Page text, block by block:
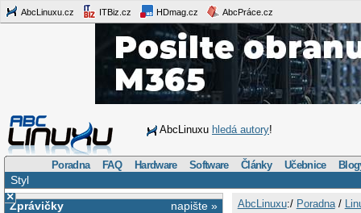
AbcLinuxu.cz ITBiz.cz HDmag.cz AbcPráce.cz
AbcLinuxu hledá autory!
Poradna FAQ Hardware Software Články Učebnice
Styl
×
napište »
Zprávičky
AbcLinuxu:/ Poradna/